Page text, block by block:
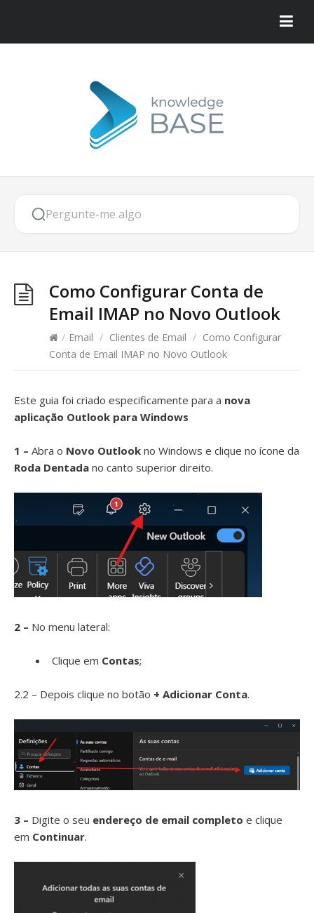
Como Configurar Conta de
Email IMAP no Novo Outlook
/ Email / Clientes de Email / Como Configurar
Conta de Email IMAP no Novo Outlook
Este guia foi criado especificamente para a nova
aplicação Outlook para Windows
1 – Abra o Novo Outlook no Windows e clique no ícone da
Roda Dentada no canto superior direito.
2 – No menu lateral:
Clique em Contas;
2.2 – Depois clique no botão + Adicionar Conta.
3 – Digite o seu endereço de email completo e clique
em Continuar.